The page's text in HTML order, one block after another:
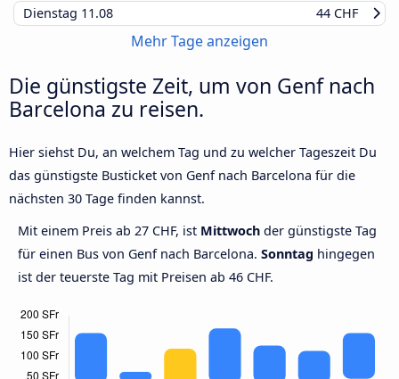
Dienstag 11.08 44 CHF
Mehr Tage anzeigen
Die günstigste Zeit, um von Genf nach
Barcelona zu reisen.
Hier siehst Du, an welchem Tag und zu welcher Tageszeit Du
das günstigste Busticket von Genf nach Barcelona für die
nächsten 30 Tage finden kannst.
Mit einem Preis ab 27 CHF, ist Mittwoch der günstigste Tag
für einen Bus von Genf nach Barcelona. Sonntag hingegen
ist der teuerste Tag mit Preisen ab 46 CHF.